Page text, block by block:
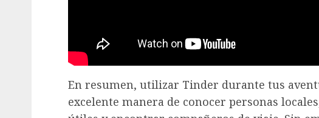
En resumen, utilizar Tinder durante tus
excelente manera de conocer personas